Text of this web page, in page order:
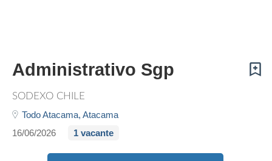
Administrativo Sgp
SODEXO CHILE
Todo Atacama, Atacama
16/06/2026
1 vacante